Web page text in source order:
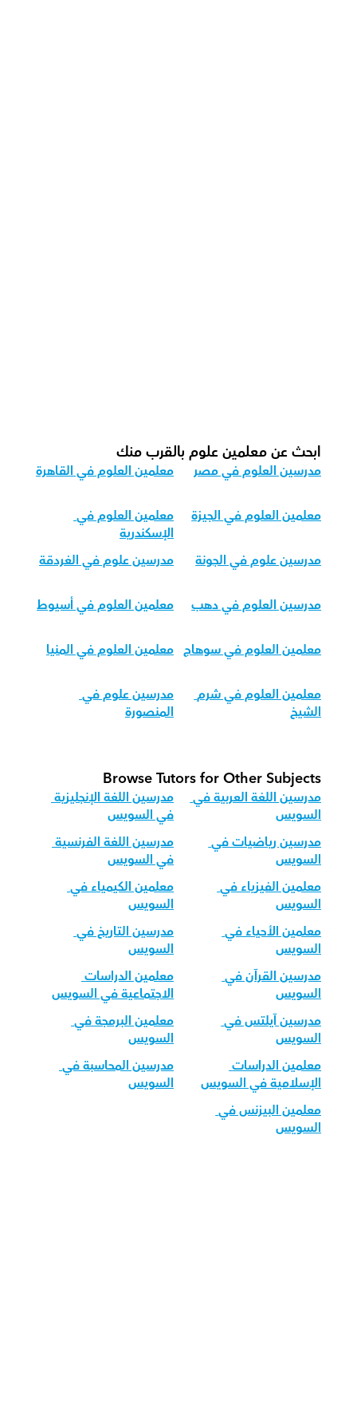
ابحث عن معلمين علوم بالقرب منك
مدرسين العلوم في مصر
معلمين العلوم في القاهرة
معلمين العلوم في الجيزة
معلمين العلوم في
الإسكندرية
مدرسين علوم في الجونة
مدرسين علوم في الغردقة
مدرسين العلوم في دهب
معلمين العلوم في أسيوط
معلمين العلوم في سوهاج معلمين العلوم في المنيا
معلمين العلوم في شرم
الشيخ
مدرسين علوم في
المنصورة
Browse Tutors for Other Subjects
مدرسين اللغة العربية في
السويس
مدرسين اللغة الإنجليزية
في السويس
مدرسين رياضيات في
السويس
مدرسين اللغة الفرنسية
في السويس
معلمين الفيزياء في
السويس
معلمين الكيمياء في
السويس
معلمين الأحياء في
السويس
مدرسين التاريخ في
السويس
مدرسين القرآن في
السويس
معلمين الدراسات
الاجتماعية في السويس
مدرسين آيلتس في
السويس
معلمين البرمجة في
السويس
معلمين الدراسات
الإسلامية في السويس
مدرسين المحاسبة في
السويس
معلمين البيزنس في
السويس